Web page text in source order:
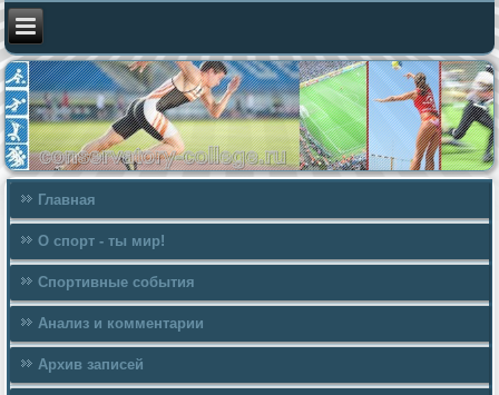
Главная
О спорт - ты мир!
Спортивные события
Анализ и комментарии
Архив записей